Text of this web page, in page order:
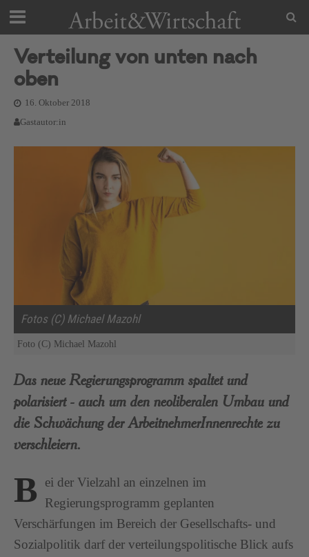
Verteilung von unten nach
oben
16. Oktober 2018
Gastautor:in
Fotos (C) Michael Mazohl
Foto (C) Michael Mazohl
Das neue Regierungsprogramm spaltet und
polarisiert - auch um den neoliberalen Umbau und
die Schwächung der ArbeitnehmerInnenrechte zu
verschleiern.
B
ei der Vielzahl an einzelnen im
Regierungsprogramm geplanten
Verschärfungen im Bereich der Gesellschafts- und
Sozialpolitik darf der verteilungspolitische Blick aufs